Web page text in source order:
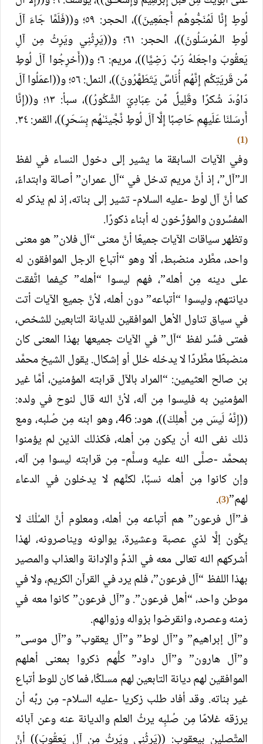
لُوطٍ إِنَّا لَمُنَجُّوهُم أَجمَعِينَ))، الحجر: ٥٩؛ و((فَلَمَّا جَاءَ آلَ
لُوطٍ الـمُرسَلُونَ))، الحجر: ٦١؛ و((يَرِثُنِي ويَرِثُ مِن آلِ
يَعقُوبَ واجعَلهُ رَبِّ رَضِيًّا))، مريم: ٦؛ و((أَخرِجُوا آلَ لُوطࣲ
مِّن قَريَتِكُم إِنَّهُم أُنَاسࣱ يَتَطَهَّرُونَ))، النمل: ٥٦؛ و((اعمَلُوا آلَ
دَاوُۥدَ شُكرًا وقَلِيلٌ مِّن عِبَادِيَ الشَّكُورُ))، سبأ: ١٣؛ و((إِنَّا
أَرسَلنَا عَلَيهِم حَاصِبًا إِلَّا آلَ لُوطࣲ نَّجَّینَـٰهُم بِسَحَرࣲ))، القمر: ٣٤.
(1)
وفي الآيات السابقة ما يشير إلى دخول النساء في لفظ
الـ”آل”، إذ أنَّ مريم تدخل في “آل عمران” أصالة وابتداءً،
كما أنَّ آل لوط -عليه السلام- تشير إلى بناته، إذ لم يذكر له
المفسِّرون والمؤرِّخون له أبناء ذكورًا.
وتظهر سياقات الآيات جميعًا أنَّ معنى “آل فلان” هو معنى
واحد، مطَّرد منضبط، ألا وهو “أتباع الرجل الموافقون له
على دينه مِن أهله”، فهم ليسوا “أهله” كيفما اتَّفقت
ديانتهم، وليسوا “أتباعه” دون أهله، لأنَّ جميع الآيات أتت
في سياق تناول الأهل الموافقين للديانة التابعين للشخص،
فمتى فسِّر لفظ “آل” في الآيات جميعها بهذا المعنى كان
منضبطًا مطَّردًا لا يدخله خلل أو إشكال. يقول الشيخ محمَّد
بن صالح العثيمين: “المراد بالآل قرابته المؤمنين، أمَّا غير
المؤمنين به فليسوا مِن آله، لأنَّ الله قال لنوح في ولده:
((إِنَّهُ لَيسَ مِن أَهلِكَ))، هود: 46، وهو ابنه مِن صُلبه، ومع
ذلك نفى الله أن يكون مِن أهله، فكذلك الذين لم يؤمنوا
بمحمَّد -صلَّى الله عليه وسلَّم- مِن قرابته ليسوا مِن آله،
وإن كانوا مِن أهله نسبًا، لكنَّهم لا يدخلون في الدعاء
لهم”(3)
.
فـ”آل فرعون” هم أتباعه مِن أهله، ومعلوم أنَّ المـُلْكَ لا
يكُون إلَّا لذي عصبة وعشيرة، يوالونه ويناصرونه، لهذا
أشركهم الله تعالى معه في الذمِّ والإدانة والعذاب والمصير
بهذا اللفظ “آل فرعون”، فلم يرد في القرآن الكريم، ولا في
موطن واحد، “أهل فرعون”. و”آل فرعون” كانوا معه في
زمنه وعصره، وانقرضوا بزواله وزوالهم.
و”آل إبراهيم” و”آل لوط” و”آل يعقوب” و”آل موسى”
و”آل هارون” و”آل داود” كلُّهم ذكروا بمعنى أهلهم
الموافقين لهم ديانة التابعين لهم مسلكًا، فما كان للوط أتباع
غير بناته. وقد أفاد طلب زكريا -عليه السلام- مِن ربِّه أن
يرزقه غلامًا مِن صُلبِه يرثُ العلم والديانة عنه وعن آبائه
المتَّصلين بيعقوب: ((يَرِثُنِي ويَرِثُ مِن آلِ يَعقُوبَ)) أنَّ